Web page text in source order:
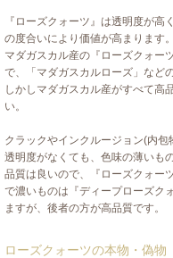
『ローズクォーツ』は透明度が
の度合いにより価値が高まります。
マダガスカル産の『ローズクォー
で、「マダガスカルローズ」など
しかしマダガスカル産がすべて高
い。
クラックやインクルージョン(内包
透明度がなくても、色味の薄いも
品質は良いので、『ローズクォー
で濃いものは『ディープローズク
ますが、後者の方が高品質です。
ローズクォーツの本物・偽物